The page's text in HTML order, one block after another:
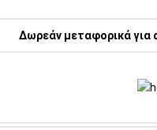
Δωρεάν μεταφορικά για